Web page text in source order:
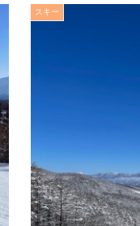
スキー